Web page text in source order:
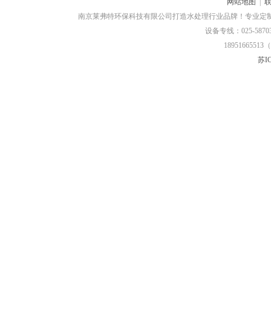
网站地图
南京莱弗特环保科技有限公司打造水处理行业品牌！专业定
设备专线：025-
18951665513
苏